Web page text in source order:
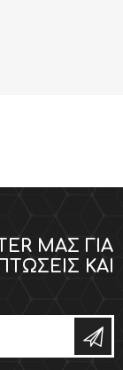
ΜΑΣ ΓΙΑ
ΚΑΙ